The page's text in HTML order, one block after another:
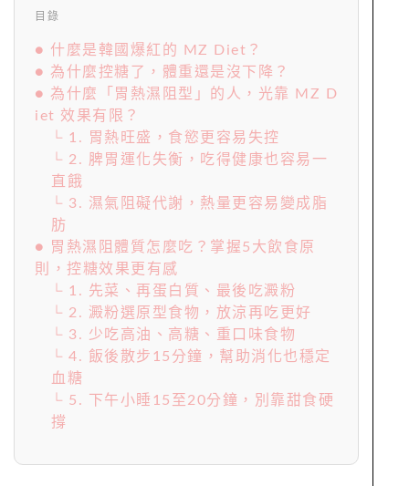
目錄
● 什麼是韓國爆紅的 MZ Diet？
● 為什麼控糖了，體重還是沒下降？
● 為什麼「胃熱濕阻型」的人，光靠 MZ D
iet 效果有限？
└ 1. 胃熱旺盛，食慾更容易失控
└ 2. 脾胃運化失衡，吃得健康也容易一
直餓
└ 3. 濕氣阻礙代謝，熱量更容易變成脂
肪
● 胃熱濕阻體質怎麼吃？掌握5大飲食原
則，控糖效果更有感
└ 1. 先菜、再蛋白質、最後吃澱粉
└ 2. 澱粉選原型食物，放涼再吃更好
└ 3. 少吃高油、高糖、重口味食物
└ 4. 飯後散步15分鐘，幫助消化也穩定
血糖
└ 5. 下午小睡15至20分鐘，別靠甜食硬
撐